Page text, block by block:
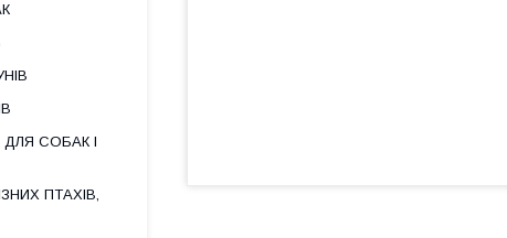
ДЛЯ СОБАК І
ПТАХІВ,